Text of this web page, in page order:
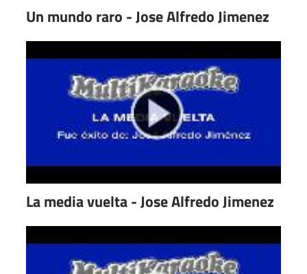
Un mundo raro - Jose Alfredo Jimenez
La media vuelta - Jose Alfredo Jimenez